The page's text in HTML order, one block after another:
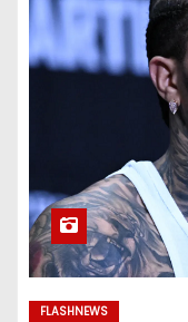
FLASHNEWS